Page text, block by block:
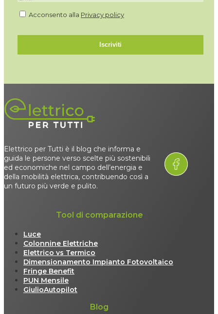
Acconsento alla Privacy policy
Iscriviti
Elettrico per Tutti è il blog che informa e
guida le persone verso scelte più sostenibili
ed economiche nel campo dell’energia e
della mobilità elettrica, contribuendo così a
un futuro più verde e pulito.
Tool di comparazione
Luce
Colonnine Elettriche
Elettrico vs Termico
Dimensionamento Impianto Fotovoltaico
Fringe Benefit
PUN Mensile
GiulioAutopilot
Blog